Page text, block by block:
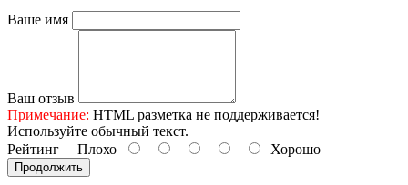
Ваше имя
Ваш отзыв
Примечание: HTML разметка не поддерживается!
Используйте обычный текст.
Рейтинг Плохо Хорошо
Продолжить